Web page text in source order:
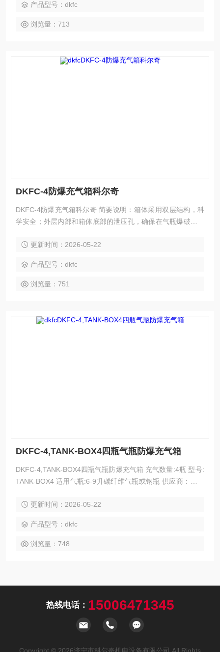
产品型号：dkfc
浏览量：713
DKFC-4防爆充气箱科尔奇
DKFC-4防爆充气箱科尔奇 简要说明：箱体采用双层结构，科
学安全；外层内部和箱体底部的泄压孔，确保在气瓶爆破时，
计； 6.8L和9L气瓶通用设计，操作安全方便，科学实用。
更新时间：2026-05-22
产品型号：dkfc
浏览量：751
DKFC-4,TANK-BOX4四瓶气瓶防爆充气箱
DKFC-4,TANK-BOX4四瓶气瓶防爆充气箱 充气数量:4瓶 型号:
TANK-BOX4 适用气瓶:6-9升碳纤维气瓶或钢瓶 供应商：济宁
只6.8升或9升气瓶 保护你自己，你的员工和客户对气瓶爆炸的
更新时间：2026-05-22
产品型号：dkfc
浏览量：748
热线电话： 15006471345